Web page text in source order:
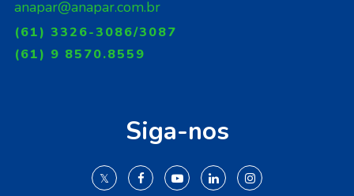
anapar@anapar.com.br
(61) 3326-3086/3087
(61) 9 8570.8559
Siga-nos